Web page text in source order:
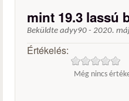
mint 19.3 lassú
Beküldte adyy90 - 2020.
Értékelés:
Még nincs